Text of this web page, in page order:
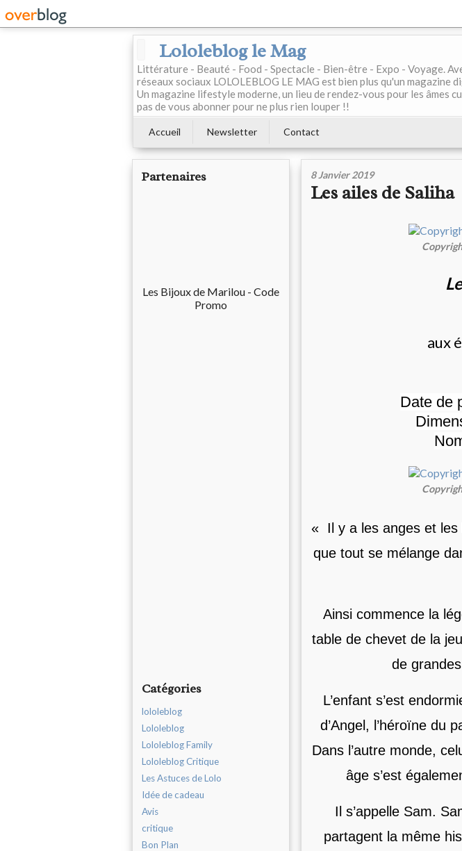
Lololeblog le Mag
Littérature - Beauté - Food - Spectacle - Bien-être - Expo - Voyage.
réseaux sociaux LOLOLEBLOG LE MAG est bien plus qu'un magazine
Un magazine lifestyle moderne, un lieu de rendez-vous pour les âmes
pas de vous abonner pour ne plus rien louper !!
Accueil Newsletter Contact
Partenaires
Les Bijoux de Marilou - Code
Promo
Catégories
lololeblog
Lololeblog
Lololeblog Family
Lololeblog Critique
Les Astuces de Lolo
Idée de cadeau
Avis
critique
Bon Plan
8 Janvier 2019
Les ailes de Saliha
aux
Date de
« Il y a les anges et les
que tout se mélange
Ainsi commence la
table de chevet de la
de
L’enfant s’est
d’Angel, l’héroïne du
Dans l’autre monde,
âge s’est
Il s’appelle Sam.
partagent la même